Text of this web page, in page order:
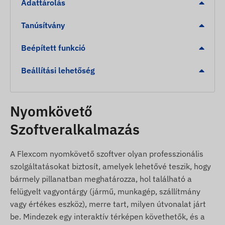
szünetmentesítő akkumulátor (kb. 30 perc
Pára- és cseppálló kialakítás a megbízható
üzemmódok között a hatékony
energiafelhasználásért.
Belső, nagy érzékenységű GNSS antenna és LED
állapotjelzők.
Riasztások
Elmozdulás riasztás váratlan mozgás esetén.
Vontatás érzékelése.
Gyújtás állapotának változása.
Eszköz eltávolításának riasztása az OBD portról.
Adattárolás
Tanúsítvány
Beépített funkció
Beállítási lehetőség
Nyomkövető
Szoftveralkalmazás
A Flexcom nyomkövető szoftver olyan professzionális
szolgáltatásokat biztosít, amelyek lehetővé teszik, hogy
bármely pillanatban meghatározza, hol található a
felügyelt vagyontárgy (jármű, munkagép, szállítmány
vagy értékes eszköz), merre tart, milyen útvonalat járt
be. Mindezek egy interaktív térképen követhetők, és a